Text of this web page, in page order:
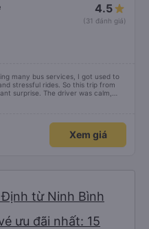
4.5
(31 đánh giá)
many bus services, I got used to
So this trip from
driver was calm,
honking. The ride felt
saving us extra time and
Nam
đúng khách sạn ở Hạ Long, giúp tiết
Xem giá
từ Ninh Bình
ưu đãi nhất: 15